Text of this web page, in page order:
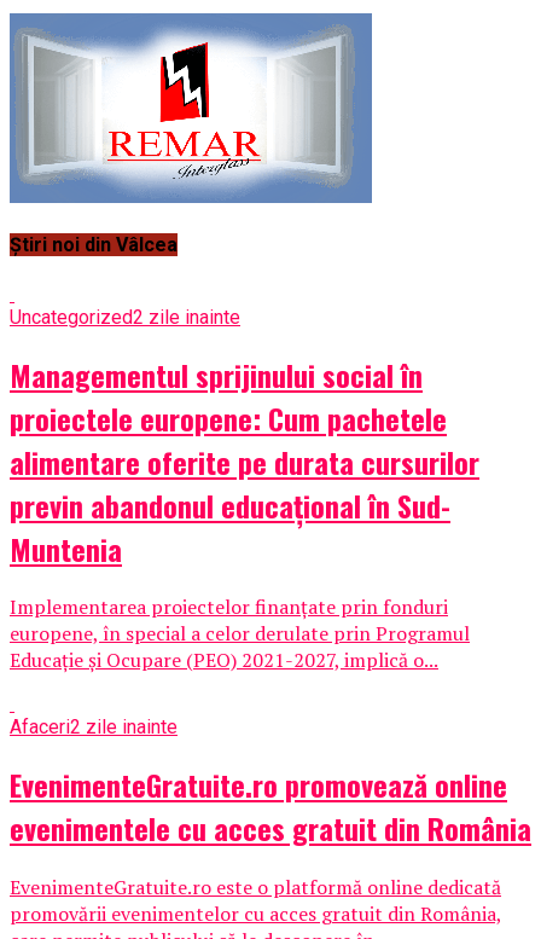
Știri noi din Vâlcea
Uncategorized2 zile inainte
Managementul sprijinului social în
proiectele europene: Cum pachetele
alimentare oferite pe durata cursurilor
previn abandonul educațional în Sud-
Muntenia
Implementarea proiectelor finanțate prin fonduri
europene, în special a celor derulate prin Programul
Educație și Ocupare (PEO) 2021-2027, implică o...
Afaceri2 zile inainte
EvenimenteGratuite.ro promovează online
evenimentele cu acces gratuit din România
EvenimenteGratuite.ro este o platformă online dedicată
promovării evenimentelor cu acces gratuit din România,